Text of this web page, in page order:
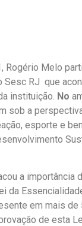
Rogério Melo
Sesc RJ que
instituição. No
sob a
esporte e
a importância
da
em mais
de esta